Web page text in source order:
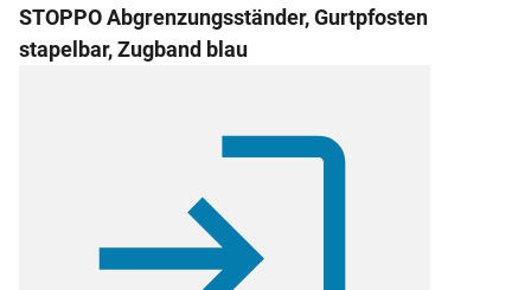
STOPPO Abgrenzungsständer, Gurtpfosten
stapelbar, Zugband blau